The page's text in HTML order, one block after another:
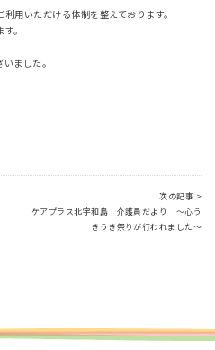
用いただける体制を整えております。
。
ました。
次の記事 >
ケアプラス北宇和島 介護員だより ～心う
きうき祭りが行われました～